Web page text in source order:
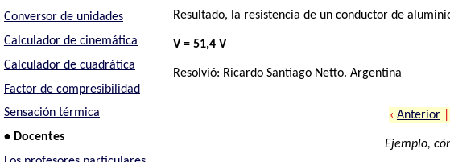
Conversor de unidades
Calculador de cinemática
Calculador de cuadrática
Factor de compresibilidad
Sensación térmica
• Docentes
Resultado, la resistencia de un conductor de
V = 51,4 V
Resolvió: Ricardo Santiago Netto. Argentina
‹ Anterior
Ejemplo,